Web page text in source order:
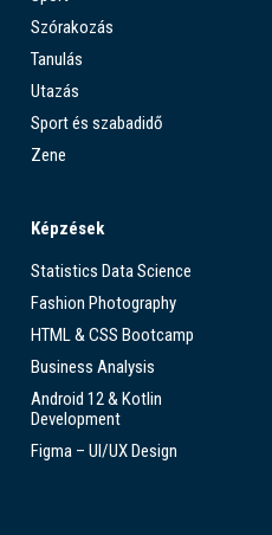
Szórakozás
Tanulás
Utazás
Sport és szabadidő
Zene
Képzések
Statistics Data Science
Fashion Photography
HTML & CSS Bootcamp
Business Analysis
Android 12 & Kotlin
Development
Figma – UI/UX Design